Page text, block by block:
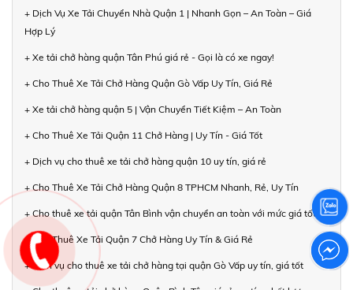
+ Dịch Vụ Xe Tải Chuyển Nhà Quận 1 | Nhanh Gọn – An Toàn – Giá
Hợp Lý
+ Xe tải chở hàng quận Tân Phú giá rẻ - Gọi là có xe ngay!
+ Cho Thuê Xe Tải Chở Hàng Quận Gò Vấp Uy Tín, Giá Rẻ
+ Xe tải chở hàng quận 5 | Vận Chuyển Tiết Kiệm – An Toàn
+ Cho Thuê Xe Tải Quận 11 Chở Hàng | Uy Tín - Giá Tốt
+ Dịch vụ cho thuê xe tải chở hàng quận 10 uy tín, giá rẻ
+ Cho Thuê Xe Tải Chở Hàng Quận 8 TPHCM Nhanh, Rẻ, Uy Tín
+ Cho thuê xe tải quận Tân Bình vận chuyển an toàn với mức giá tốt
+ Cho Thuê Xe Tải Quận 7 Chở Hàng Uy Tín & Giá Rẻ
+ Dịch vụ cho thuê xe tải chở hàng tại quận Gò Vấp uy tín, giá tốt